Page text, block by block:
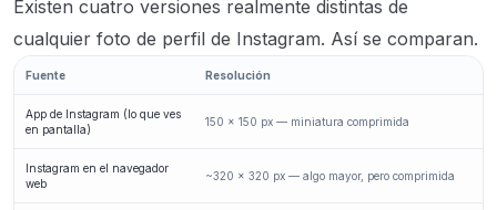
Existen cuatro versiones realmente distintas de
cualquier foto de perfil de Instagram. Así se comparan.
Fuente Resolución
App de Instagram (lo que ves
en pantalla)
150 × 150 px — miniatura comprimida
Instagram en el navegador
web
~320 × 320 px — algo mayor, pero comprimida